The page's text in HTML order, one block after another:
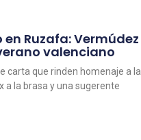
Ruzafa:
valenciano
carta que rinden homenaje a la
a la brasa y una sugerente